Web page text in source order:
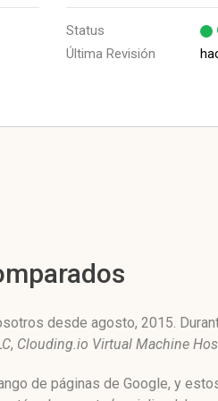
Status
Última Revisión
desde agosto, 2015.
, Clouding.io Virtual Machine
de páginas de Google, y